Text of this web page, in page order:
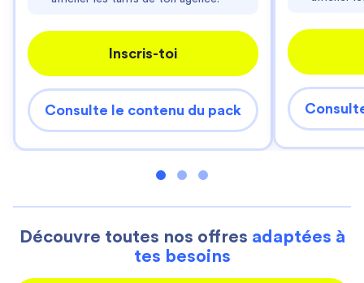
Inscris-toi
Consulte le contenu du pack
Découvre toutes nos offres adaptées à
tes besoins